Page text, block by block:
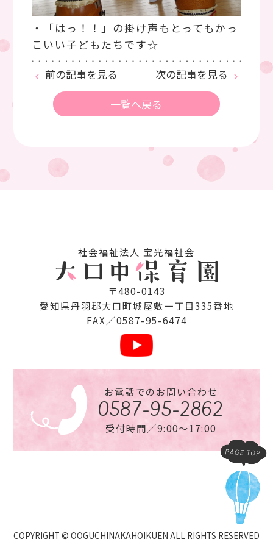
・「はっ！！」の掛け声もとってもかっ
こいい子どもたちです☆
keyboard_arrow_left 前の記事を見る 次の記事を見る keyboard_arrow_right
一覧へ戻る
社会福祉法⼈ 宝光福祉会
〒480-0143
愛知県丹⽻郡⼤⼝町城屋敷⼀丁⽬335番地
FAX／0587-95-6474
お電話でのお問い合わせ
0587-95-2862
受付時間／9:00〜17:00
COPYRIGHT © OOGUCHINAKAHOIKUEN ALL RIGHTS RESERVED